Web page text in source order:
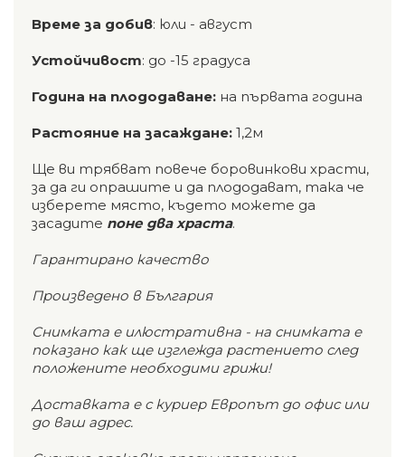
Време за добив: юли - август
Устойчивост: до -15 градуса
Година на плододаване: на първата година
Растояние на засаждане: 1,2м
Ще ви трябват повече боровинкови храсти,
за да ги опрашите и да плододават, така че
изберете място, където можете да
засадите поне два храста.
Гарантирано качество
Произведено в България
Снимката е илюстративна - на снимката е
показано как ще изглежда растението след
положените необходими грижи!
Доставката е с куриер Европът до офис или
до ваш адрес.